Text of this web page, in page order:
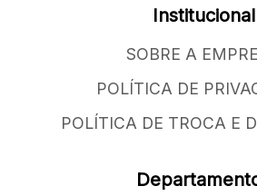
Institucional
SOBRE A
POLÍTICA DE
POLÍTICA DE TROCA E